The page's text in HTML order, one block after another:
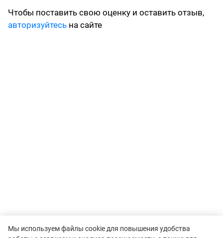
Чтобы поставить свою оценку и оставить отзыв,
авторизуйтесь на сайте
Мы используем файлы cookie для повышения удобства